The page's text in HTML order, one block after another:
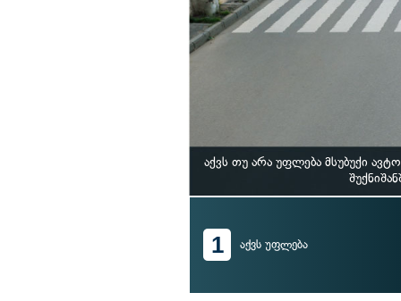
აქვს თუ არა უფლება მსუბუქი
1 აქვს უფლება